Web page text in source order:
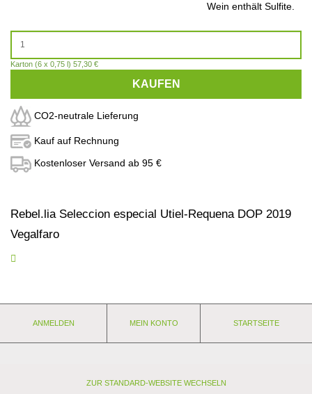
Wein enthält Sulfite.
Karton (6 x 0,75 l) 57,30 €
KAUFEN
CO2-neutrale Lieferung
Kauf auf Rechnung
Kostenloser Versand ab 95 €
Rebel.lia Seleccion especial Utiel-Requena DOP 2019
Vegalfaro
saftig und bereits sehr eingängig. Bobal liefert Frische, Syrah die
Würze. Dank der Mischung aus französischem und
ANMELDEN MEIN KONTO STARTSEITE
ZUR STANDARD-WEBSITE WECHSELN